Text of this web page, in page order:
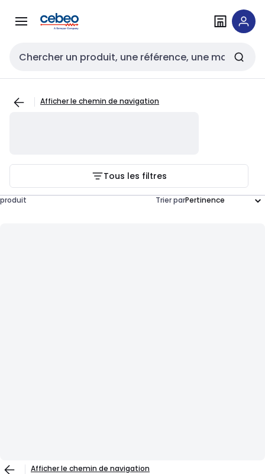
navigationau
Entrée de recherche
Afficher le chemin de navigation
Tous les filtres
produit Trier par
Afficher le chemin de navigation